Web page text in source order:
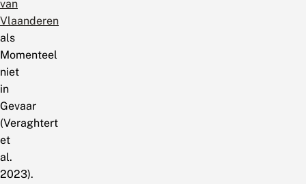
van
Vlaanderen
als
Momenteel
niet
in
Gevaar
(Veraghtert
et
al.
2023).